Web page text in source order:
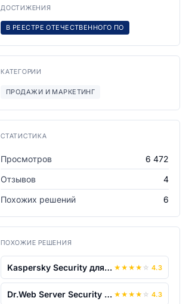
ДОСТИЖЕНИЯ
В РЕЕСТРЕ ОТЕЧЕСТВЕННОГО ПО
КАТЕГОРИИ
ПРОДАЖИ И МАРКЕТИНГ
СТАТИСТИКА
Просмотров
6 472
Отзывов
4
Похожих решений
6
ПОХОЖИЕ РЕШЕНИЯ
Kaspersky Security для файловых сервер... ★ ★ ★ ★ ☆ 4.3
Dr.Web Server Security Suite ★ ★ ★ ★ ☆ 4.3